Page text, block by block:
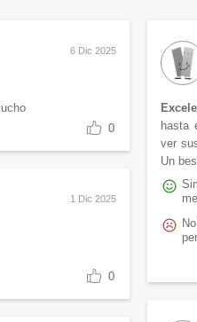
6 Dic 2025
0
hasta
ver
Un
1 Dic 2025
0